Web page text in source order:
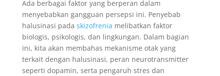
Ada berbagai faktor yang berperan dalam
menyebabkan gangguan persepsi ini. Penyebab
halusinasi pada skizofrenia melibatkan faktor
biologis, psikologis, dan lingkungan. Dalam bagian
ini, kita akan membahas mekanisme otak yang
terkait dengan halusinasi, peran neurotransmitter
seperti dopamin, serta pengaruh stres dan